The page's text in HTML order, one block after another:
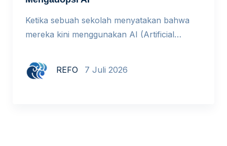
Ketika sebuah sekolah menyatakan bahwa
mereka kini menggunakan AI (Artificial
respons yang paling umum adalah
kekaguman. Namun ada pertanyaan yang
REFO 7 Juli 2026